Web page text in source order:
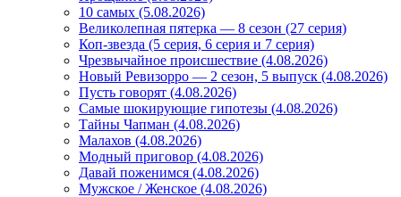
10 самых (5.08.2026)
Великолепная пятерка — 8 сезон (27 серия)
Коп-звезда (5 серия, 6 серия и 7 серия)
Чрезвычайное происшествие (4.08.2026)
Новый Ревизорро — 2 сезон, 5 выпуск (4.08.2026)
Пусть говорят (4.08.2026)
Самые шокирующие гипотезы (4.08.2026)
Тайны Чапман (4.08.2026)
Малахов (4.08.2026)
Модный приговор (4.08.2026)
Давай поженимся (4.08.2026)
Мужское / Женское (4.08.2026)